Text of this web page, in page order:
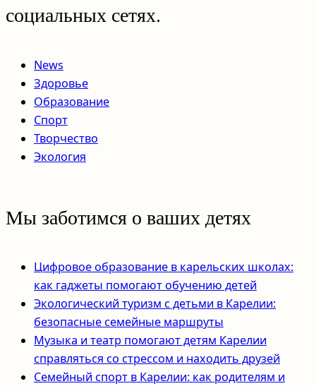
социальных сетях.
News
Здоровье
Образование
Спорт
Творчество
Экология
Мы заботимся о ваших детях
Цифровое образование в карельских школах:
как гаджеты помогают обучению детей
Экологический туризм с детьми в Карелии:
безопасные семейные маршруты
Музыка и театр помогают детям Карелии
справляться со стрессом и находить друзей
Семейный спорт в Карелии: как родителям и